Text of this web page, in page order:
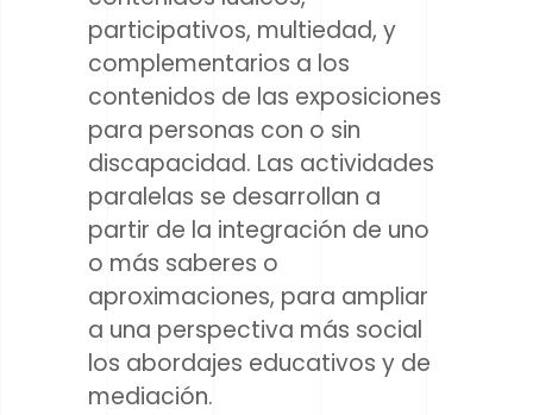
participativos, multiedad, y
complementarios a los
contenidos de las exposiciones
para personas con o sin
discapacidad. Las actividades
paralelas se desarrollan a
partir de la integración de uno
o más saberes o
aproximaciones, para ampliar
a una perspectiva más social
los abordajes educativos y de
mediación.